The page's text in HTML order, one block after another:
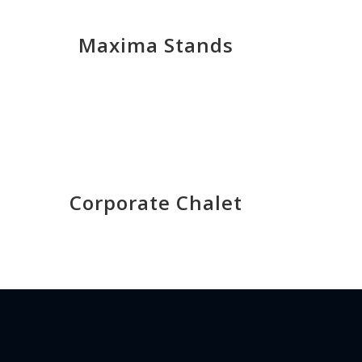
Maxima Stands
Corporate Chalet